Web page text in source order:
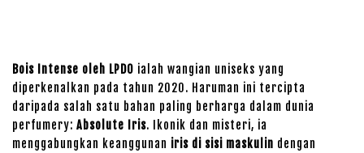
Bois Intense oleh LPDO ialah wangian uniseks yang
diperkenalkan pada tahun 2020. Haruman ini tercipta
daripada salah satu bahan paling berharga dalam dunia
perfumery: Absolute Iris. Ikonik dan misteri, ia
menggabungkan keanggunan iris di sisi maskulin dengan